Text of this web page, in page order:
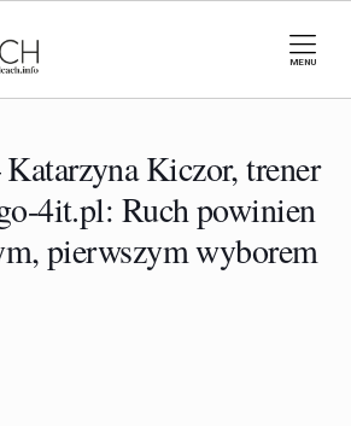
MENU
Kiczor, trener
4it.pl: Ruch powinien
pierwszym wyborem